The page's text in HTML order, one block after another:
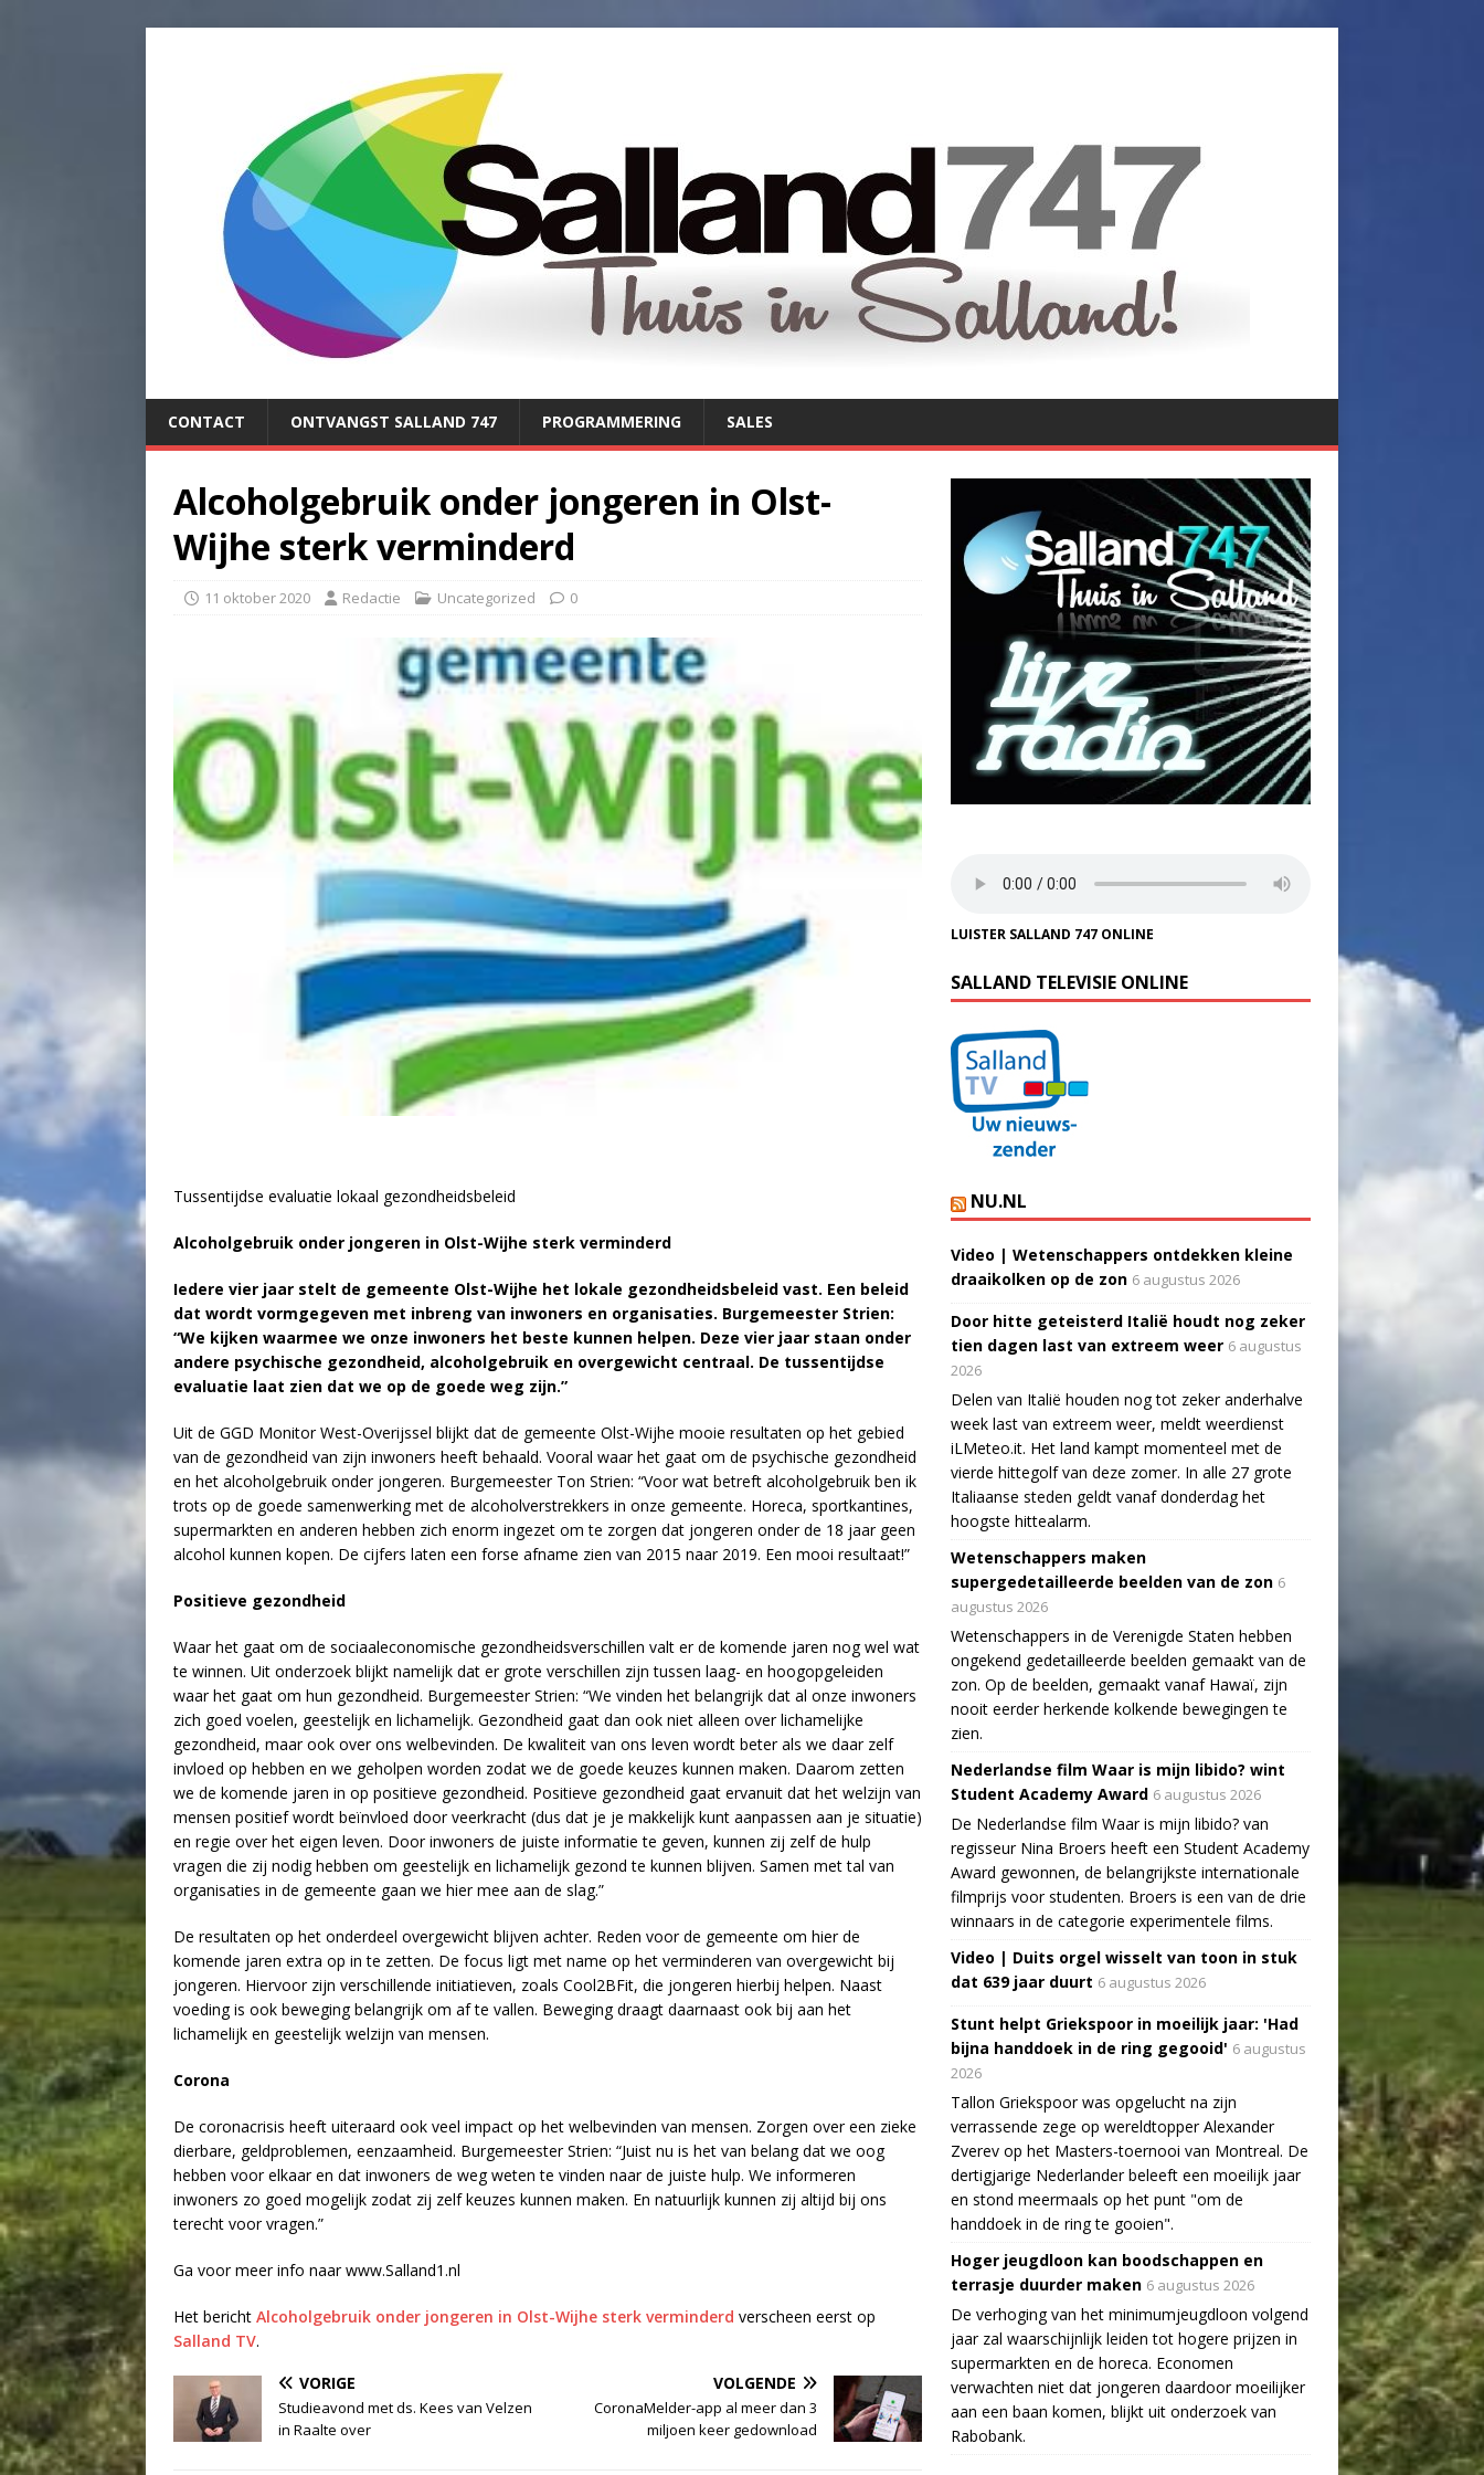
CONTACT ONTVANGST SALLAND 747 PROGRAMMERING SALES
Alcoholgebruik onder jongeren in Olst-
Wijhe sterk verminderd
11 oktober 2020 Redactie Uncategorized 0
Tussentijdse evaluatie lokaal gezondheidsbeleid
Alcoholgebruik onder jongeren in Olst-Wijhe sterk verminderd
Iedere vier jaar stelt de gemeente Olst-Wijhe het lokale gezondheidsbeleid vast. Een beleid
dat wordt vormgegeven met inbreng van inwoners en organisaties. Burgemeester Strien:
“We kijken waarmee we onze inwoners het beste kunnen helpen. Deze vier jaar staan onder
andere psychische gezondheid, alcoholgebruik en overgewicht centraal. De tussentijdse
evaluatie laat zien dat we op de goede weg zijn.”
Uit de GGD Monitor West-Overijssel blijkt dat de gemeente Olst-Wijhe mooie resultaten op het gebied
van de gezondheid van zijn inwoners heeft behaald. Vooral waar het gaat om de psychische gezondheid
en het alcoholgebruik onder jongeren. Burgemeester Ton Strien: “Voor wat betreft alcoholgebruik ben ik
trots op de goede samenwerking met de alcoholverstrekkers in onze gemeente. Horeca, sportkantines,
supermarkten en anderen hebben zich enorm ingezet om te zorgen dat jongeren onder de 18 jaar geen
alcohol kunnen kopen. De cijfers laten een forse afname zien van 2015 naar 2019. Een mooi resultaat!”
Positieve gezondheid
Waar het gaat om de sociaaleconomische gezondheidsverschillen valt er de komende jaren nog wel wat
te winnen. Uit onderzoek blijkt namelijk dat er grote verschillen zijn tussen laag- en hoogopgeleiden
waar het gaat om hun gezondheid. Burgemeester Strien: “We vinden het belangrijk dat al onze inwoners
zich goed voelen, geestelijk en lichamelijk. Gezondheid gaat dan ook niet alleen over lichamelijke
gezondheid, maar ook over ons welbevinden. De kwaliteit van ons leven wordt beter als we daar zelf
invloed op hebben en we geholpen worden zodat we de goede keuzes kunnen maken. Daarom zetten
we de komende jaren in op positieve gezondheid. Positieve gezondheid gaat ervanuit dat het welzijn van
mensen positief wordt beïnvloed door veerkracht (dus dat je je makkelijk kunt aanpassen aan je situatie)
en regie over het eigen leven. Door inwoners de juiste informatie te geven, kunnen zij zelf de hulp
vragen die zij nodig hebben om geestelijk en lichamelijk gezond te kunnen blijven. Samen met tal van
organisaties in de gemeente gaan we hier mee aan de slag.”
De resultaten op het onderdeel overgewicht blijven achter. Reden voor de gemeente om hier de
komende jaren extra op in te zetten. De focus ligt met name op het verminderen van overgewicht bij
jongeren. Hiervoor zijn verschillende initiatieven, zoals Cool2BFit, die jongeren hierbij helpen. Naast
voeding is ook beweging belangrijk om af te vallen. Beweging draagt daarnaast ook bij aan het
lichamelijk en geestelijk welzijn van mensen.
Corona
De coronacrisis heeft uiteraard ook veel impact op het welbevinden van mensen. Zorgen over een zieke
dierbare, geldproblemen, eenzaamheid. Burgemeester Strien: “Juist nu is het van belang dat we oog
hebben voor elkaar en dat inwoners de weg weten te vinden naar de juiste hulp. We informeren
inwoners zo goed mogelijk zodat zij zelf keuzes kunnen maken. En natuurlijk kunnen zij altijd bij ons
terecht voor vragen.”
Ga voor meer info naar www.Salland1.nl
Het bericht Alcoholgebruik onder jongeren in Olst-Wijhe sterk verminderd verscheen eerst op
Salland TV.
VORIGE
Studieavond met ds. Kees van Velzen
in Raalte over
VOLGENDE
CoronaMelder-app al meer dan 3
miljoen keer gedownload
LUISTER SALLAND 747 ONLINE
SALLAND TELEVISIE ONLINE
NU.NL
Video | Wetenschappers ontdekken kleine
draaikolken op de zon 6 augustus 2026
Door hitte geteisterd Italië houdt nog zeker
tien dagen last van extreem weer 6 augustus
2026
Delen van Italië houden nog tot zeker anderhalve
week last van extreem weer, meldt weerdienst
iLMeteo.it. Het land kampt momenteel met de
vierde hittegolf van deze zomer. In alle 27 grote
Italiaanse steden geldt vanaf donderdag het
hoogste hittealarm.
Wetenschappers maken
supergedetailleerde beelden van de zon 6
augustus 2026
Wetenschappers in de Verenigde Staten hebben
ongekend gedetailleerde beelden gemaakt van de
zon. Op de beelden, gemaakt vanaf Hawaï, zijn
nooit eerder herkende kolkende bewegingen te
zien.
Nederlandse film Waar is mijn libido? wint
Student Academy Award 6 augustus 2026
De Nederlandse film Waar is mijn libido? van
regisseur Nina Broers heeft een Student Academy
Award gewonnen, de belangrijkste internationale
filmprijs voor studenten. Broers is een van de drie
winnaars in de categorie experimentele films.
Video | Duits orgel wisselt van toon in stuk
dat 639 jaar duurt 6 augustus 2026
Stunt helpt Griekspoor in moeilijk jaar: 'Had
bijna handdoek in de ring gegooid' 6 augustus
2026
Tallon Griekspoor was opgelucht na zijn
verrassende zege op wereldtopper Alexander
Zverev op het Masters-toernooi van Montreal. De
dertigjarige Nederlander beleeft een moeilijk jaar
en stond meermaals op het punt "om de
handdoek in de ring te gooien".
Hoger jeugdloon kan boodschappen en
terrasje duurder maken 6 augustus 2026
De verhoging van het minimumjeugdloon volgend
jaar zal waarschijnlijk leiden tot hogere prijzen in
supermarkten en de horeca. Economen
verwachten niet dat jongeren daardoor moeilijker
aan een baan komen, blijkt uit onderzoek van
Rabobank.